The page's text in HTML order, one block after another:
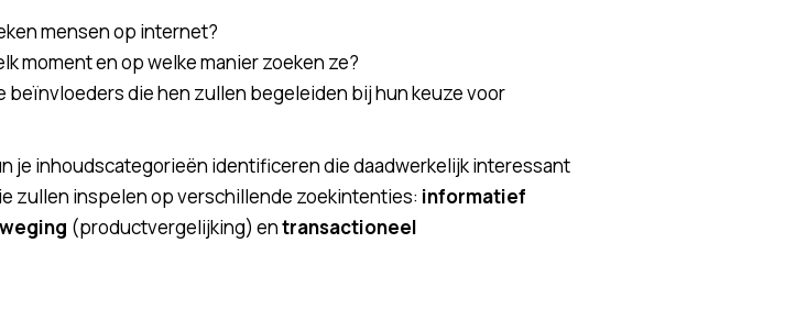
mensen op internet?
moment en op welke manier zoeken ze?
beïnvloeders die hen zullen begeleiden bij hun keuze voor
je inhoudscategorieën identificeren die daadwerkelijk interessant
zullen inspelen op verschillende zoekintenties: informatief
(productvergelijking) entransactioneel